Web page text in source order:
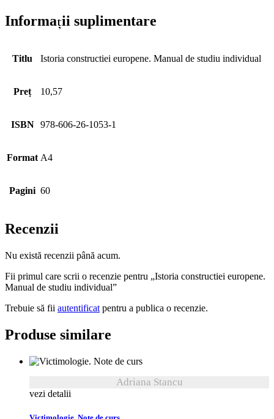
Informații suplimentare
Titlu Istoria constructiei europene. Manual de studiu individual
Preț 10,57
ISBN 978-606-26-1053-1
Format A4
Pagini 60
Recenzii
Nu există recenzii până acum.
Fii primul care scrii o recenzie pentru „Istoria constructiei europene.
Manual de studiu individual”
Trebuie să fii autentificat pentru a publica o recenzie.
Produse similare
Adriana Stancu
vezi detalii